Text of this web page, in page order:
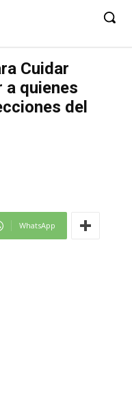
Cuidar
a quienes
del
WhatsApp